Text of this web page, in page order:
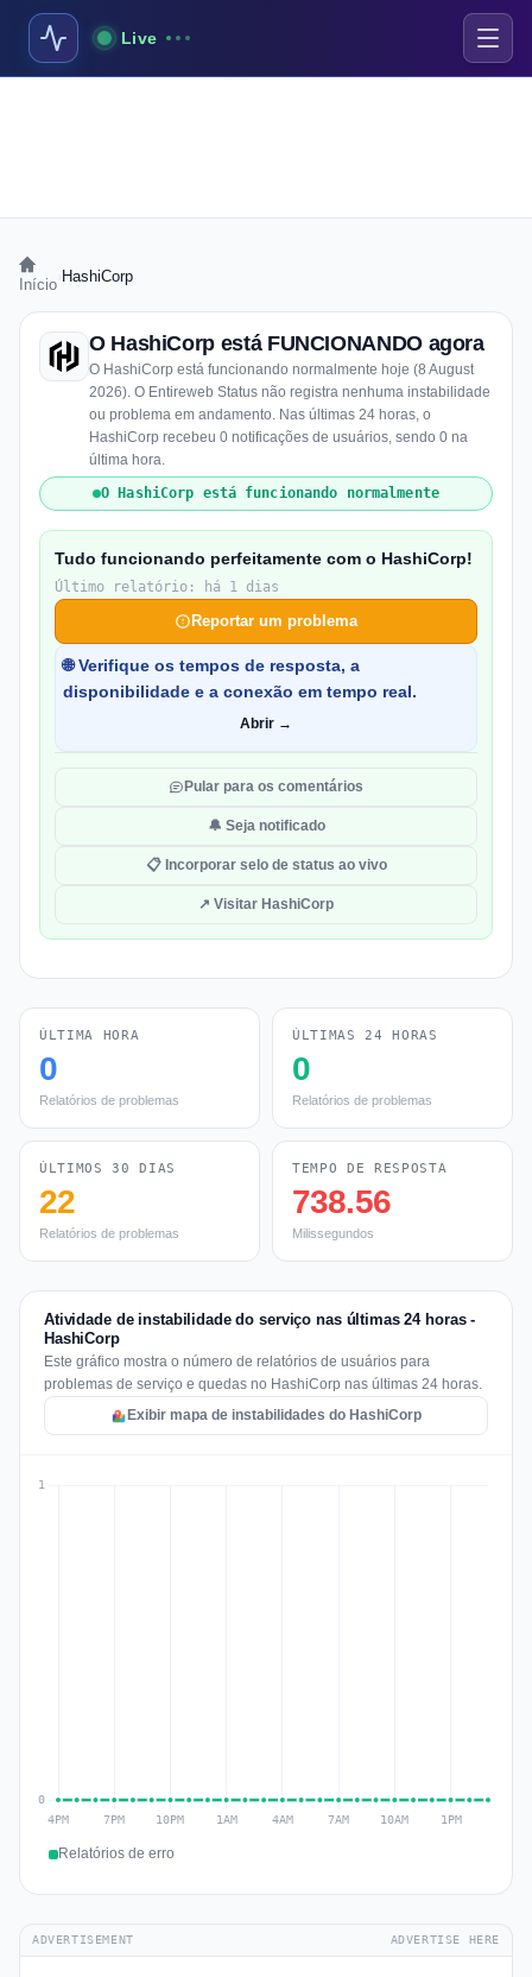
Live
Início HashiCorp
O HashiCorp está FUNCIONANDO agora
O HashiCorp está funcionando normalmente hoje (8 August
2026). O Entireweb Status não registra nenhuma instabilidade
ou problema em andamento. Nas últimas 24 horas, o
HashiCorp recebeu 0 notificações de usuários, sendo 0 na
última hora.
O HashiCorp está funcionando normalmente
Tudo funcionando perfeitamente com o HashiCorp!
Último relatório: há 1 dias
Reportar um problema
🌐 Verifique os tempos de resposta, a
disponibilidade e a conexão em tempo real.
Abrir →
Pular para os comentários
🔔 Seja notificado
📋 Incorporar selo de status ao vivo
↗ Visitar HashiCorp
ÚLTIMA HORA
0
Relatórios de problemas
ÚLTIMAS 24 HORAS
0
Relatórios de problemas
ÚLTIMOS 30 DIAS
22
Relatórios de problemas
TEMPO DE RESPOSTA
738.56
Milissegundos
Atividade de instabilidade do serviço nas últimas 24 horas -
HashiCorp
Este gráfico mostra o número de relatórios de usuários para
problemas de serviço e quedas no HashiCorp nas últimas 24 horas.
Exibir mapa de instabilidades do HashiCorp
Relatórios de erro
ADVERTISEMENT ADVERTISE HERE